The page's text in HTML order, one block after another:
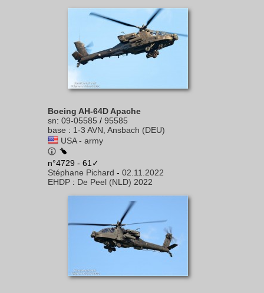
Boeing AH-64D Apache
sn: 09-05585 / 95585
base : 1-3 AVN, Ansbach (DEU)
USA - army
n°4729 - 61✓
Stéphane Pichard - 02.11.2022
EHDP : De Peel (NLD) 2022